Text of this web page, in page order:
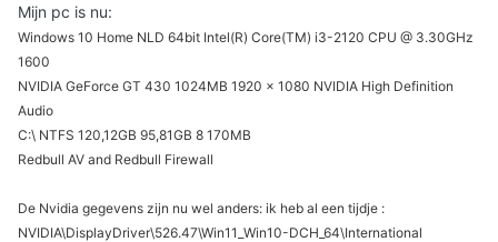
Mijn pc is nu:
Windows 10 Home NLD 64bit Intel(R) Core(TM) i3-2120 CPU @ 3.30GHz
1600
NVIDIA GeForce GT 430 1024MB 1920 x 1080 NVIDIA High Definition
Audio
C:\ NTFS 120,12GB 95,81GB 8 170MB
Redbull AV and Redbull Firewall
De Nvidia gegevens zijn nu wel anders: ik heb al een tijdje :
NVIDIA\DisplayDriver\526.47\Win11_Win10-DCH_64\International